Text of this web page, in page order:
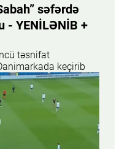
səfərdə
- YENİLƏNİB +
təsnifat
keçirib